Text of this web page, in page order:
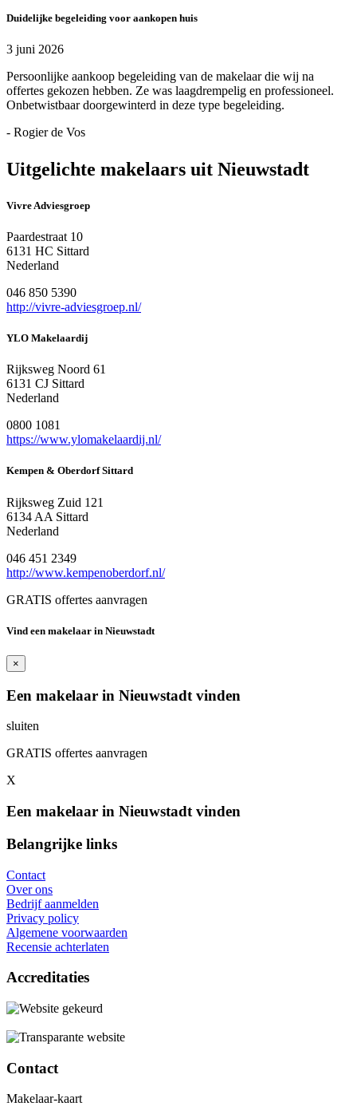
Duidelijke begeleiding voor aankopen huis
3 juni 2026
Persoonlijke aankoop begeleiding van de makelaar die wij na
offertes gekozen hebben. Ze was laagdrempelig en professioneel.
Onbetwistbaar doorgewinterd in deze type begeleiding.
- Rogier de Vos
Uitgelichte makelaars uit Nieuwstadt
Vivre Adviesgroep
Paardestraat 10
6131 HC Sittard
Nederland
046 850 5390
http://vivre-adviesgroep.nl/
YLO Makelaardij
Rijksweg Noord 61
6131 CJ Sittard
Nederland
0800 1081
https://www.ylomakelaardij.nl/
Kempen & Oberdorf Sittard
Rijksweg Zuid 121
6134 AA Sittard
Nederland
046 451 2349
http://www.kempenoberdorf.nl/
GRATIS offertes aanvragen
Vind een makelaar in Nieuwstadt
×
Een makelaar in Nieuwstadt vinden
sluiten
GRATIS offertes aanvragen
X
Een makelaar in Nieuwstadt vinden
Belangrijke links
Contact
Over ons
Bedrijf aanmelden
Privacy policy
Algemene voorwaarden
Recensie achterlaten
Accreditaties
Contact
Makelaar-kaart